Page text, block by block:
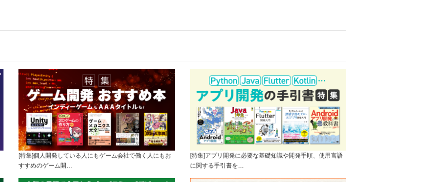
[特集]個人開発している人にもゲーム会社で働く人にもお
すすめのゲーム開…
[特集]アプリ開発に必要な基礎知識や開発手順、使用言語
に関する手引書を…